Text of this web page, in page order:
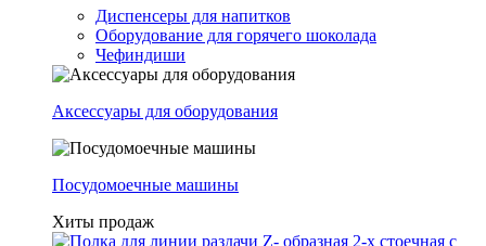
Диспенсеры для напитков
Оборудование для горячего шоколада
Чефиндиши
Аксессуары для оборудования
Посудомоечные машины
Хиты продаж